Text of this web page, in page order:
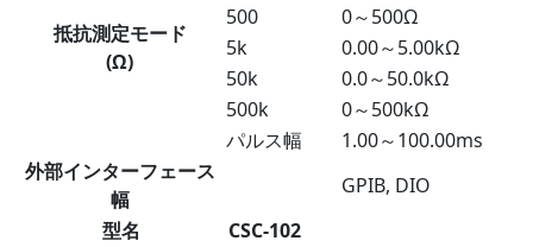
抵抗測定モード
(Ω)
500
0～500Ω
5k
0.00～5.00kΩ
50k
0.0～50.0kΩ
500k
0～500kΩ
パルス幅
1.00～100.00ms
外部インターフェース
幅
GPIB, DIO
型名
CSC-102